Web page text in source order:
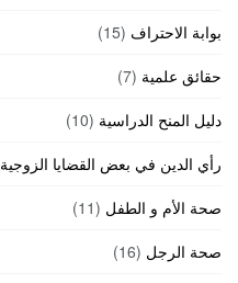
بوابة الاحتراف (15)
حقائق علمية (7)
دليل المنح الدراسية (10)
رأي الدين في بعض القضايا الزوجية
صحة الأم و الطفل (11)
صحة الرجل (16)